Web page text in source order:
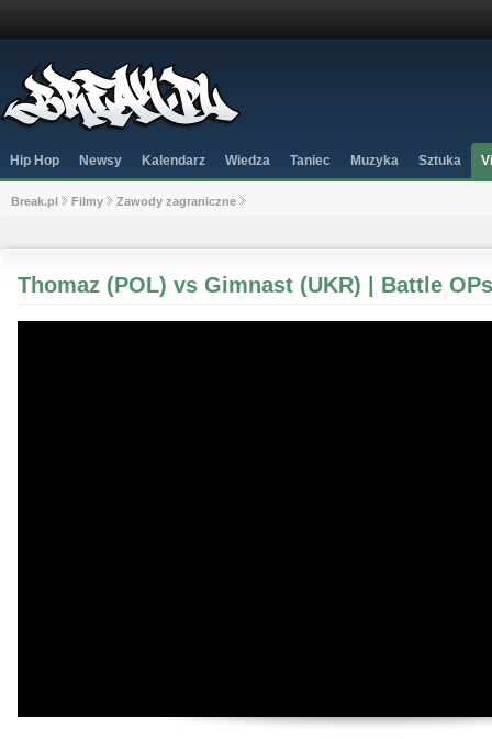
Hip Hop Newsy Kalendarz Wiedza Taniec Muzyka Sztuka
Break.pl Filmy Zawody zagraniczne
Thomaz (POL) vs Gimnast (UKR) | Battle